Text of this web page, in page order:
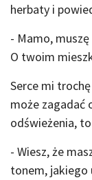
herbaty i
- Mamo,
O twoim
Serce mi
może zagadać
odświeżenia,
- Wiesz, że
tonem, jakiego